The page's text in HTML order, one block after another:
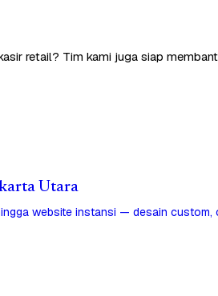
retail? Tim kami juga siap
Utara
website instansi — desain custom,